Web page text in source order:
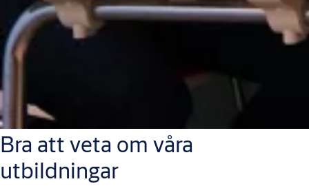
Bra att veta om våra
utbildningar